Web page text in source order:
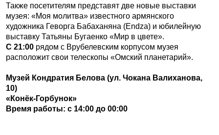
Также посетителям представят две новые выставки
музея: «Моя молитва» известного армянского
художника Геворга Бабаханяна (Endza) и юбилейную
выставку Татьяны Бугаенко «Мир в цвете».
С 21:00 рядом с Врубелевским корпусом музея
расположит свои телескопы «Омский планетарий».
Музей Кондратия Белова (ул. Чокана Валиханова,
10)
«Конёк-Горбунок»
Время работы: с 14:00 до 00:00